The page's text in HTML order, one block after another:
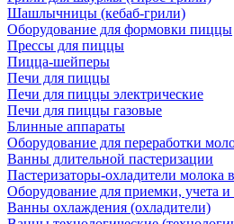
Шашлычницы (кебаб-грили)
Оборудование для формовки пиццы
Прессы для пиццы
Пицца-шейперы
Печи для пиццы
Печи для пиццы электрические
Печи для пиццы газовые
Блинные аппараты
Оборудование для переработки
Ванны длительной пастеризации
Пастеризаторы-охладители молока
Оборудование для приемки, учета
Ванны охлаждения (охладители)